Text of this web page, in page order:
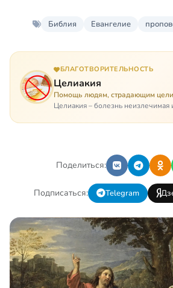
Библия Евангелие
БЛАГОТВОРИТЕЛЬНОСТЬ
Целиакия
Помощь людям, страдающим
Целиакия – болезнь неизлечимая
целиакией страдает в
Поделиться:
Подписаться: Telegram